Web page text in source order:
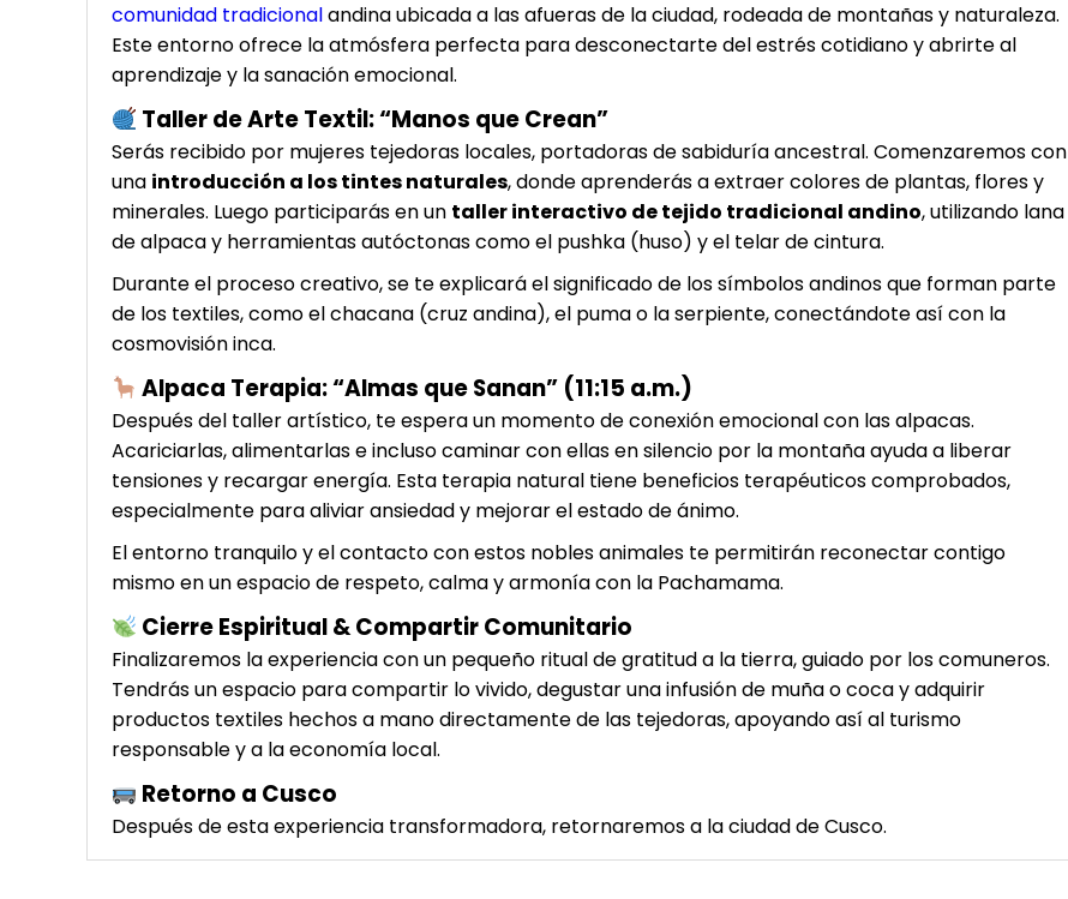
comunidad tradicionalandina ubicada a las afueras de la ciudad, rodeada de montañas y naturaleza.
Este entorno ofrece la atmósfera perfecta para desconectarte del estrés cotidiano y abrirte al
aprendizaje y la sanación emocional.
Taller de Arte Textil: “Manos que Crean”
Serás recibido por mujeres tejedoras locales, portadoras de sabiduría ancestral. Comenzaremos con
una introducción a los tintes naturales, donde aprenderás a extraer colores de plantas, flores y
minerales. Luego participarás en un taller interactivo de tejido tradicional andino, utilizando lana
de alpaca y herramientas autóctonas como el pushka (huso) y el telar de cintura.
Durante el proceso creativo, se te explicará el significado de los símbolos andinos que forman parte
de los textiles, como el chacana (cruz andina), el puma o la serpiente, conectándote así con la
cosmovisión inca.
Alpaca Terapia: “Almas que Sanan” (11:15 a.m.)
Después del taller artístico, te espera un momento de conexión emocional con las alpacas.
Acariciarlas, alimentarlas e incluso caminar con ellas en silencio por la montaña ayuda a liberar
tensiones y recargar energía. Esta terapia natural tiene beneficios terapéuticos comprobados,
especialmente para aliviar ansiedad y mejorar el estado de ánimo.
El entorno tranquilo y el contacto con estos nobles animales te permitirán reconectar contigo
mismo en un espacio de respeto, calma y armonía con la Pachamama.
Cierre Espiritual & Compartir Comunitario
Finalizaremos la experiencia con un pequeño ritual de gratitud a la tierra, guiado por los comuneros.
Tendrás un espacio para compartir lo vivido, degustar una infusión de muña o coca y adquirir
productos textiles hechos a mano directamente de las tejedoras, apoyando así al turismo
responsable y a la economía local.
Retorno a Cusco
Después de esta experiencia transformadora, retornaremos a la ciudad de Cusco.